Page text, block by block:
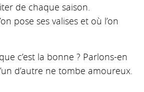
de chaque saison.
pose ses valises et où l’on
c’est la bonne ? Parlons-en
d’autre ne tombe amoureux.